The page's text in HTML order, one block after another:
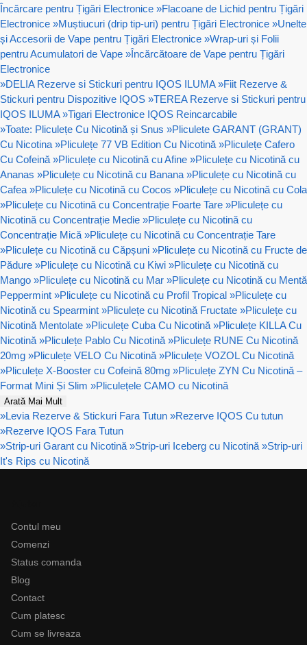
Încărcare pentru Țigări Electronice »Flacoane de Lichid pentru Țigări
Electronice »Muștiucuri (drip tip-uri) pentru Țigări Electronice »Unelte
și Accesorii de Vape pentru Țigări Electronice »Wrap-uri și Folii
pentru Acumulatori de Vape »Încărcătoare de Vape pentru Țigări
Electronice
»DELIA Rezerve si Stickuri pentru IQOS ILUMA »Fiit Rezerve &
Stickuri pentru Dispozitive IQOS »TEREA Rezerve si Stickuri pentru
IQOS ILUMA »Tigari Electronice IQOS Reincarcabile
»Toate: Pliculețe Cu Nicotină și Snus »Pliculete GARANT (GRANT)
Cu Nicotina »Pliculețe 77 VB Edition Cu Nicotină »Pliculețe Cafero
Cu Cofeină »Pliculețe cu Nicotină cu Afine »Pliculețe cu Nicotină cu
Ananas »Pliculețe cu Nicotină cu Banana »Pliculețe cu Nicotină cu
Cafea »Pliculețe cu Nicotină cu Cocos »Pliculețe cu Nicotină cu Cola
»Pliculețe cu Nicotină cu Concentrație Foarte Tare »Pliculețe cu
Nicotină cu Concentrație Medie »Pliculețe cu Nicotină cu
Concentrație Mică »Pliculețe cu Nicotină cu Concentrație Tare
»Pliculețe cu Nicotină cu Căpșuni »Pliculețe cu Nicotină cu Fructe de
Pădure »Pliculețe cu Nicotină cu Kiwi »Pliculețe cu Nicotină cu
Mango »Pliculețe cu Nicotină cu Mar »Pliculețe cu Nicotină cu Mentă
Peppermint »Pliculețe cu Nicotină cu Profil Tropical »Pliculețe cu
Nicotină cu Spearmint »Pliculețe cu Nicotină Fructate »Pliculețe cu
Nicotină Mentolate »Pliculețe Cuba Cu Nicotină »Pliculețe KILLA Cu
Nicotină »Pliculețe Pablo Cu Nicotină »Pliculețe RUNE Cu Nicotină
20mg »Pliculețe VELO Cu Nicotină »Pliculețe VOZOL Cu Nicotină
»Pliculețe X-Booster cu Cofeină 80mg »Pliculețe ZYN Cu Nicotină –
Format Mini Și Slim »Pliculețele CAMO cu Nicotină
Arată Mai Mult
»Levia Rezerve & Stickuri Fara Tutun »Rezerve IQOS Cu tutun
»Rezerve IQOS Fara Tutun
»Strip-uri Garant cu Nicotină »Strip-uri Iceberg cu Nicotină »Strip-uri
It's Rips cu Nicotină
Contul meu
Comenzi
Status comanda
Blog
Contact
Cum platesc
Cum se livreaza